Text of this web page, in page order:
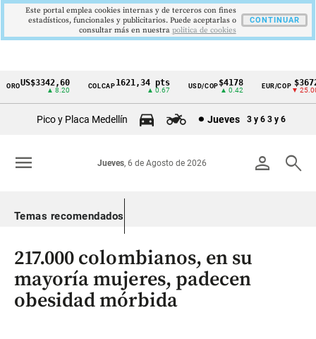
Cintillo
Colombia
US$3342,60
▲ 8.20
COLCAP1621,34 pts
▲ 0.67
USD/COP$4178
▲ 0.42
EUR/COP $3672
▼ 25.00
Pico y Placa Medellín Jueves 3 y 6 3 y 6
person search
Jueves, 6 de Agosto de 2026
menu
Temas recomendados
217.000 colombianos, en su
mayoría mujeres, padecen
obesidad mórbida
Este portal emplea cookies internas y de terceros con fines
estadísticos, funcionales y publicitarios. Puede aceptarlas o
consultar más en nuestra politica de cookies
CONTINUAR